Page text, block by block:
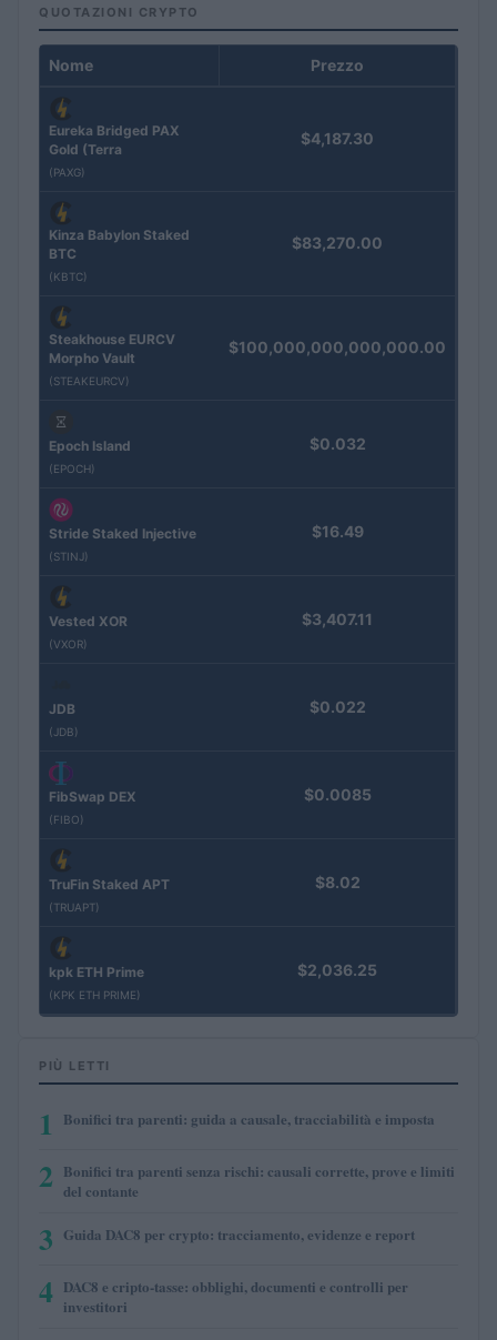
QUOTAZIONI CRYPTO
Nome Prezzo
Eureka Bridged PAX
Gold (Terra
(PAXG)
$4,187.30
Kinza Babylon Staked
BTC
(KBTC)
$83,270.00
Steakhouse EURCV
Morpho Vault
(STEAKEURCV)
$100,000,000,000,000.00
Epoch Island
(EPOCH)
$0.032
Stride Staked Injective
(STINJ)
$16.49
Vested XOR
(VXOR)
$3,407.11
JDB
(JDB)
$0.022
FibSwap DEX
(FIBO)
$0.0085
TruFin Staked APT
(TRUAPT)
$8.02
kpk ETH Prime
(KPK ETH PRIME)
$2,036.25
PIÙ LETTI
1 Bonifici tra parenti: guida a causale, tracciabilità e imposta
2 Bonifici tra parenti senza rischi: causali corrette, prove e limiti
del contante
3 Guida DAC8 per crypto: tracciamento, evidenze e report
4 DAC8 e cripto-tasse: obblighi, documenti e controlli per
investitori